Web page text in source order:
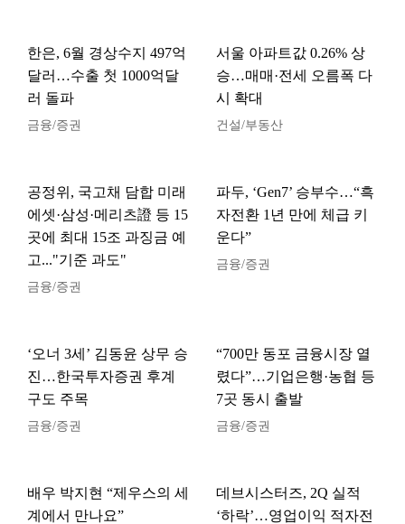
한은, 6월 경상수지 497억
달러…수출 첫 1000억달
러 돌파
금융/증권
서울 아파트값 0.26% 상
승…매매·전세 오름폭 다
시 확대
건설/부동산
공정위, 국고채 담합 미래
에셋·삼성·메리츠證 등 15
곳에 최대 15조 과징금 예
고..."기준 과도"
금융/증권
파두, ‘Gen7’ 승부수…“흑
자전환 1년 만에 체급 키
운다”
금융/증권
‘오너 3세’ 김동윤 상무 승
진…한국투자증권 후계
구도 주목
금융/증권
“700만 동포 금융시장 열
렸다”…기업은행·농협 등
7곳 동시 출발
금융/증권
배우 박지현 “제우스의 세
계에서 만나요”
데브시스터즈, 2Q 실적
‘하락’…영업이익 적자전